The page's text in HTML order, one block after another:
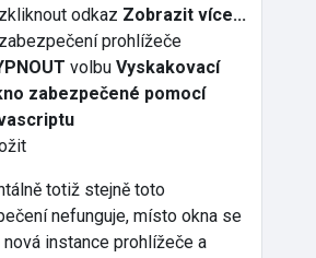
odkaz Zobrazit více...
prohlížeče
volbuVyskakovací
zabezpečené pomocí
totiž stejně toto
nefunguje, místo okna se
instance prohlížeče a